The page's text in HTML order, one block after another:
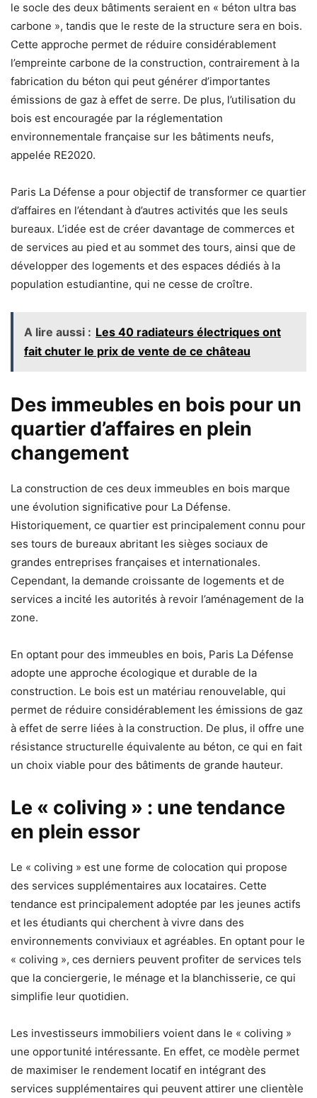
le socle des deux bâtiments seraient en « béton ultra bas
carbone », tandis que le reste de la structure sera en bois.
Cette approche permet de réduire considérablement
l’empreinte carbone de la construction, contrairement à la
fabrication du béton qui peut générer d’importantes
émissions de gaz à effet de serre. De plus, l’utilisation du
bois est encouragée par la réglementation
environnementale française sur les bâtiments neufs,
appelée RE2020.
Paris La Défense a pour objectif de transformer ce quartier
d’affaires en l’étendant à d’autres activités que les seuls
bureaux. L’idée est de créer davantage de commerces et
de services au pied et au sommet des tours, ainsi que de
développer des logements et des espaces dédiés à la
population estudiantine, qui ne cesse de croître.
A lire aussi : Les 40 radiateurs électriques ont
fait chuter le prix de vente de ce château
Des immeubles en bois pour un
quartier d’affaires en plein
changement
La construction de ces deux immeubles en bois marque
une évolution significative pour La Défense.
Historiquement, ce quartier est principalement connu pour
ses tours de bureaux abritant les sièges sociaux de
grandes entreprises françaises et internationales.
Cependant, la demande croissante de logements et de
services a incité les autorités à revoir l’aménagement de la
zone.
En optant pour des immeubles en bois, Paris La Défense
adopte une approche écologique et durable de la
construction. Le bois est un matériau renouvelable, qui
permet de réduire considérablement les émissions de gaz
à effet de serre liées à la construction. De plus, il offre une
résistance structurelle équivalente au béton, ce qui en fait
un choix viable pour des bâtiments de grande hauteur.
Le « coliving » : une tendance
en plein essor
Le « coliving » est une forme de colocation qui propose
des services supplémentaires aux locataires. Cette
tendance est principalement adoptée par les jeunes actifs
et les étudiants qui cherchent à vivre dans des
environnements conviviaux et agréables. En optant pour le
« coliving », ces derniers peuvent profiter de services tels
que la conciergerie, le ménage et la blanchisserie, ce qui
simplifie leur quotidien.
Les investisseurs immobiliers voient dans le « coliving »
une opportunité intéressante. En effet, ce modèle permet
de maximiser le rendement locatif en intégrant des
services supplémentaires qui peuvent attirer une clientèle